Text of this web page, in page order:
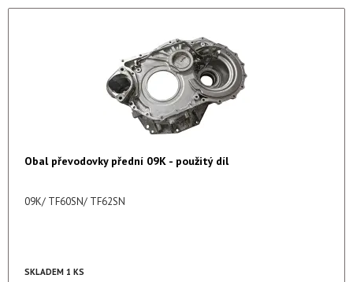
Obal převodovky přední 09K - použitý díl
09K/ TF60SN/ TF62SN
SKLADEM 1 KS